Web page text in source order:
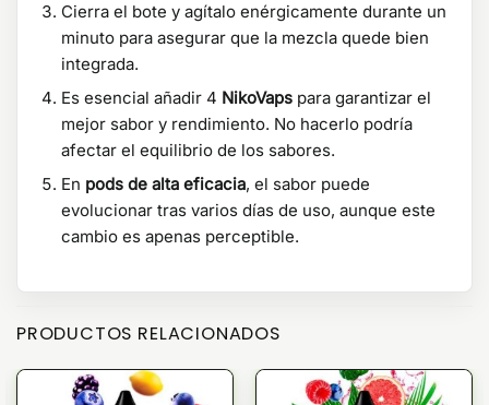
Cierra el bote y agítalo enérgicamente durante un
minuto para asegurar que la mezcla quede bien
integrada.
Es esencial añadir 4 NikoVaps para garantizar el
mejor sabor y rendimiento. No hacerlo podría
afectar el equilibrio de los sabores.
En pods de alta eficacia, el sabor puede
evolucionar tras varios días de uso, aunque este
cambio es apenas perceptible.
PRODUCTOS RELACIONADOS